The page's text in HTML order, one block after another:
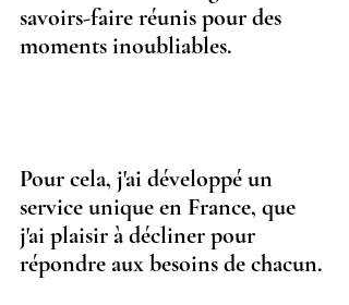
savoirs-faire réunis pour des
moments inoubliables.
Pour cela, j'ai développé un
service unique en France, que
j'ai plaisir à décliner pour
répondre aux besoins de chacun.